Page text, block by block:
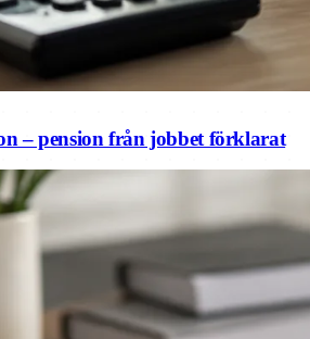
– pension från jobbet förklarat